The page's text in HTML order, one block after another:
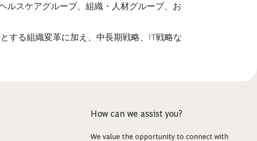
ルスケアグループ、組織・人材グループ、お
する組織変革に加え、中長期戦略、IT戦略な
How can we assist you?
We value the opportunity to connect with